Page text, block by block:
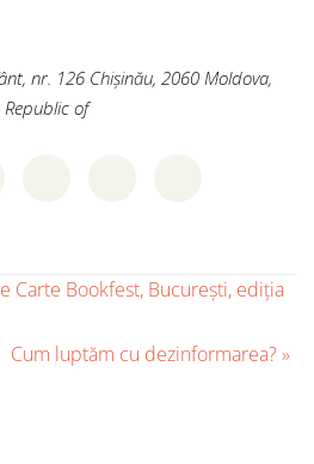
nr. 126 Chișinău, 2060 Moldova,
Republic of
Carte Bookfest, București, ediția
Cum luptăm cu dezinformarea?»